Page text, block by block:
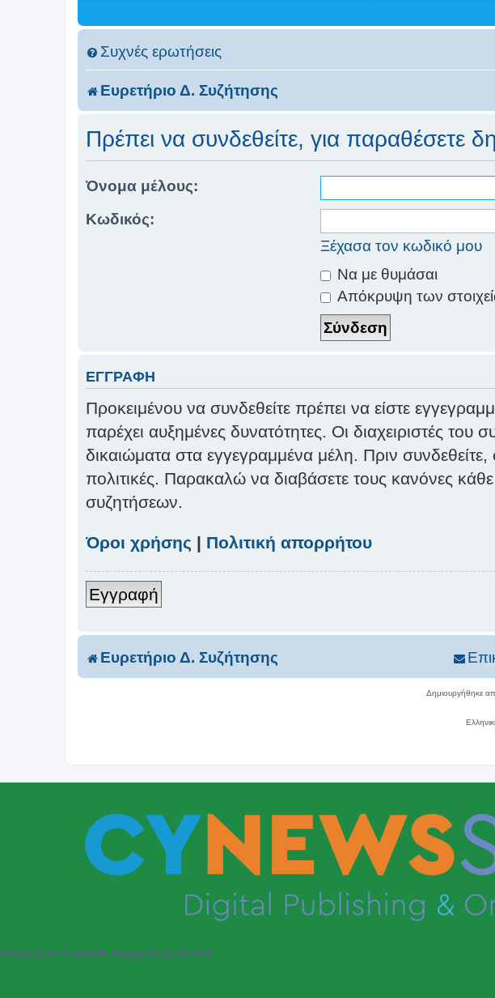
Συχνές ερωτήσεις
Ευρετήριο Δ. Συζήτησης
Πρέπει να συνδεθείτε, για παραθέσετε
Όνομα μέλους:
Κωδικός:
Ξέχασα τον κωδικό μου
Να με θυμάσαι
Απόκρυψη των
ΕΓΓΡΑΦΉ
Προκειμένου να συνδεθείτε πρέπει να είστε
παρέχει αυξημένες δυνατότητες. Οι διαχειριστές
δικαιώματα στα εγγεγραμμένα μέλη. Πριν συνδεθείτε,
πολιτικές. Παρακαλώ να διαβάσετε τους κανόνες
συζητήσεων.
Όροι χρήσης | Πολιτική απορρήτου
Εγγραφή
Ευρετήριο Δ. Συζήτησης
Δημιουργήθηκε
Read Your Favorite Magazines Online